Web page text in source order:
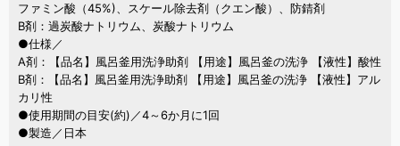
ファミン酸（45%)、スケール除去剤（クエン酸）、防錆剤
B剤：過炭酸ナトリウム、炭酸ナトリウム
●仕様／
A剤：【品名】風呂釜用洗浄助剤 【用途】風呂釜の洗浄 【液性】酸性
B剤：【品名】風呂釜用洗浄助剤 【用途】風呂釜の洗浄 【液性】アル
カリ性
●使用期間の目安(約)／4～6か月に1回
●製造／日本